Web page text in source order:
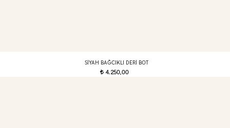
SIYAH BAĞCIKLI DERI BOT
t 4.250,00